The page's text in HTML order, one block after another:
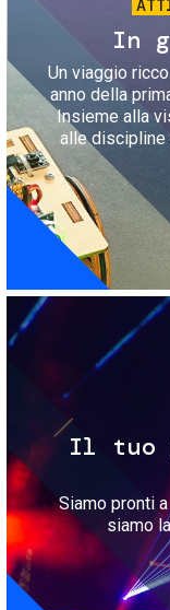
In
Un viaggio
anno della
Insieme alla
alle discipline
Il tuo
Siamo pronti
siamo